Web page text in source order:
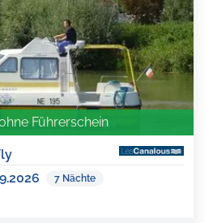
Führerschein
7 Nächte